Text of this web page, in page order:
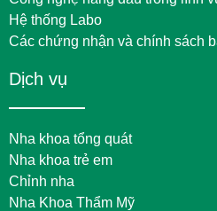
Hệ thống Labo
Các chứng nhận và chính sách
Dịch vụ
Nha khoa tổng quát
Nha khoa trẻ em
Chỉnh nha
Nha Khoa Thẩm Mỹ